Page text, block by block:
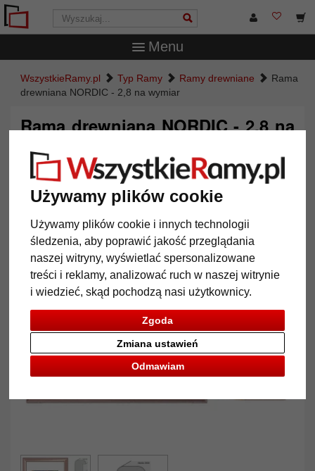
Używamy plików cookie
Używamy plików cookie i innych technologii
śledzenia, aby poprawić jakość przeglądania
naszej witryny, wyświetlać spersonalizowane
treści i reklamy, analizować ruch w naszej witrynie
i wiedzieć, skąd pochodzą nasi użytkownicy.
Zgoda
Odmawiam
Zmiana ustawień
Menu
WszystkieRamy.pl Typ Ramy Ramy drewniane
Rama
drewniana NORDIC - 2,8 na wymiar
Rama drewniana NORDIC - 2,8 na
Powrót